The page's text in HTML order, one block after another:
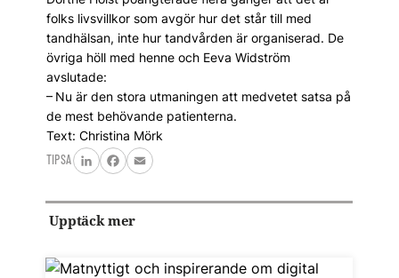
folks livsvillkor som avgör hur det står till med
tandhälsan, inte hur tandvården är organiserad. De
övriga höll med henne och Eeva Widström
avslutade:
– Nu är den stora utmaningen att medvetet satsa på
de mest behövande patienterna.
Text: Christina Mörk
TIPSA
LinkedInFacebook
Email
Upptäck mer